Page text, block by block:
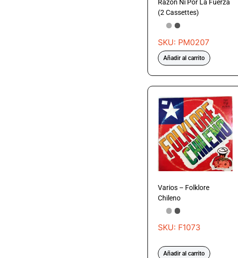
Razón Ni Por La Fuerza
(2 Cassettes)
SKU: PM0207
Añadir al carrito
Varios – Folklore
Chileno
SKU: F1073
Añadir al carrito